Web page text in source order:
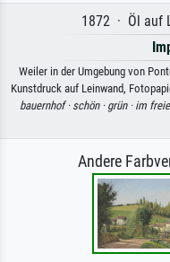
1872 · Öl auf
Weiler in der Umgebung von
Kunstdruck auf Leinwand,
bauernhof · schön · grün · im
Andere